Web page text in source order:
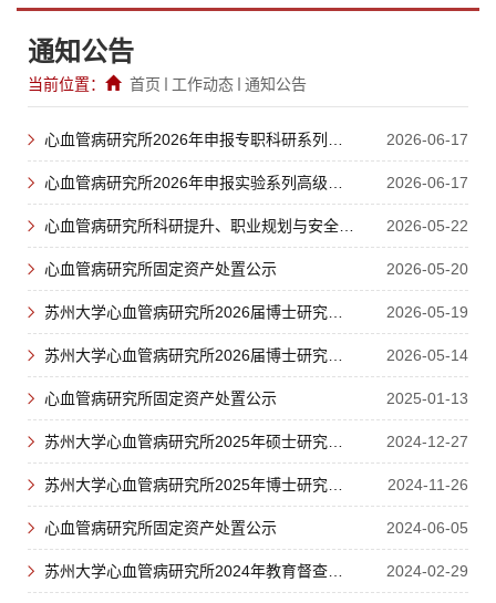
通知公告
当前位置： 首页 工作动态 通知公告
2026-06-17
2026-06-17
2026-05-22
心血管病研究所固定资产处置公示 2026-05-20
2026-05-19
2026-05-14
心血管病研究所固定资产处置公示 2025-01-13
2024-12-27
2024-11-26
心血管病研究所固定资产处置公示 2024-06-05
2024-02-29